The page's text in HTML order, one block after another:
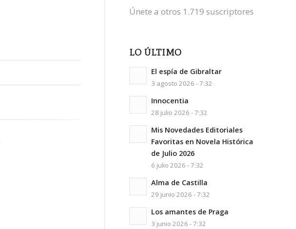
Únete a otros 1.719 suscriptores
LO ÚLTIMO
El espía de Gibraltar
3 agosto 2026 - 7:32
Innocentia
28 julio 2026 - 7:32
Mis Novedades Editoriales
Favoritas en Novela Histórica
de Julio 2026
6 julio 2026 - 7:32
Alma de Castilla
29 junio 2026 - 7:32
Los amantes de Praga
3 junio 2026 - 7:32